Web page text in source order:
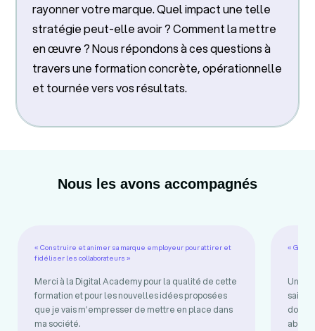
rayonner votre marque. Quel impact une telle
stratégie peut-elle avoir ? Comment la mettre
en œuvre ? Nous répondons à ces questions à
travers une formation concrète, opérationnelle
et tournée vers vos résultats.
Nous les avons accompagnés
« Construire et animer sa marque employeur pour attirer et
fidéliser les collaborateurs »
Merci à la Digital Academy pour la qualité de cette
formation et pour les nouvelles idées proposées
que je vais m’empresser de mettre en place dans
ma société.
«
Une
sait